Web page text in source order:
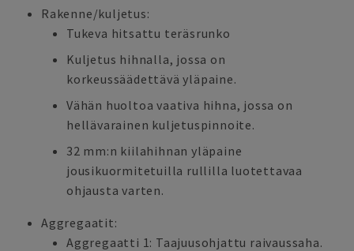
Rakenne/kuljetus:
Tukeva hitsattu teräsrunko
Kuljetus hihnalla, jossa on
korkeussäädettävä yläpaine.
Vähän huoltoa vaativa hihna, jossa on
hellävarainen kuljetuspinnoite.
32 mm:n kiilahihnan yläpaine
jousikuormitetuilla rullilla luotettavaa
ohjausta varten.
Aggregaatit:
Aggregaatti 1: Taajuusohjattu raivaussaha.